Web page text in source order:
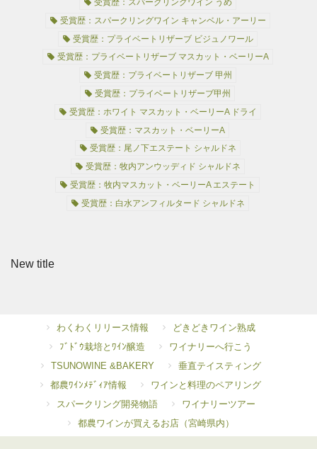
受賞歴：スパークリングワイン うめ
受賞歴：スパークリングワイン キャンベル・アーリー
受賞歴：プライベートリザーブ ビジュノワール
受賞歴：プライベートリザーブ マスカット・ベーリーA
受賞歴：プライベートリザーブ 甲州
受賞歴：プライベートリザーブ甲州
受賞歴：ホワイト マスカット・ベーリーA ドライ
受賞歴：マスカット・ベーリーA
受賞歴：尾ノ下エステート シャルドネ
受賞歴：牧内アンウッディド シャルドネ
受賞歴：牧内マスカット・ベーリーA エステート
受賞歴：白水アンフィルタード シャルドネ
New title
わくわくリリース情報
どきどきワイン熟成
ﾌﾞﾄﾞｳ栽培とﾜｲﾝ醸造
ワイナリーへ行こう
TSUNOWINE &BAKERY
垂直テイスティング
都農ﾜｲﾝﾒﾃﾞｨｱ情報
ワインと料理のペアリング
スパークリング開発物語
ワイナリーツアー
都農ワインが買えるお店（宮崎県内）